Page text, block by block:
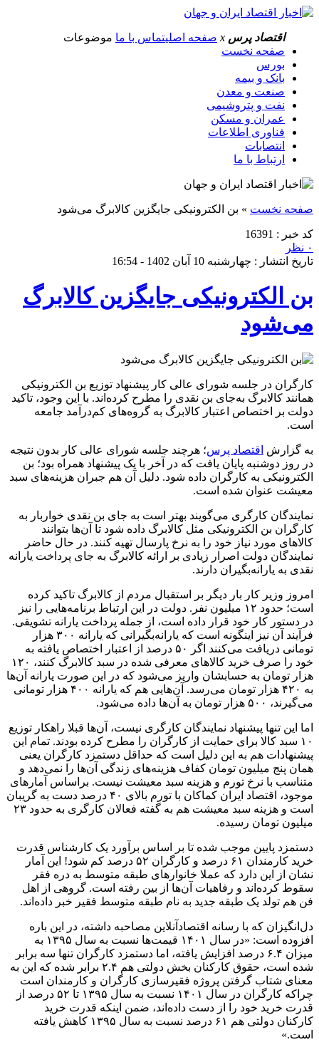
اقتصاد پرس x صفحه اصلیتماس با ما موضوعات
صفحه نخست
بورس
بانک و بیمه
صنعت و معدن
نفت و پتروشیمی
عمران و مسکن
فناوری اطلاعات
انتصابات
ارتباط با ما
صفحه نخست » بن الکترونیکی جایگزین کالابرگ می‌شود
کد خبر : 16391
۰ نظر
تاریخ انتشار : چهارشنبه 10 آبان 1402 - 16:54
بن الکترونیکی جایگزین کالابرگ
می‌شود
کارگران در جلسه شورای عالی کار پیشنهاد توزیع بن الکترونیکی
همانند کالابرگ به‌جای بن نقدی را مطرح کرده‌اند. با این وجود، تاکید
دولت بر اختصاص اعتبار کالابرگ به گروه‌های کم‌درآمد جامعه
است.
به گزارش اقتصاد پرس؛ هرچند جلسه شورای عالی کار بدون نتیجه
در روز دوشنبه پایان یافت که در آخر با یک پیشنهاد همراه بود؛ بن
الکترونیکی به کارگران داده شود. دلیل آن هم جبران هزینه‌های سبد
معیشت عنوان شده است.
نمایندگان کارگری می‌گویند بهتر است به جای بن نقدی خواربار به
کارگران بن الکترونیکی مثل کالابرگ داده شود تا آن‌ها بتوانند
کالا‌های مورد نیاز خود را به نرخ پارسال تهیه کنند. در حال حاضر
نمایندگان دولت اصرار زیادی بر ارائه کالابرگ به جای پرداخت یارانه
نقدی به یارانه‌بگیران دارند.
امروز وزیر کار بار دیگر بر استقبال مردم از کالابرگ تاکید کرده
است؛ حدود ۱۲ میلیون نفر. دولت در این ارتباط برنامه‌هایی را نیز
در دستور کار خود قرار داده است، از جمله پرداخت یارانه تشویقی.
فرآیند آن نیز اینگونه است که یارانه‌بگیرانی که یارانه ۳۰۰ هزار
تومانی دریافت می‌کنند اگر ۵۰ درصد از اعتبار اختصاص یافته به
خود را صرف خرید کالا‌های معرفی شده در سبد کالابرگ کنند، ۱۲۰
هزار تومان به حسابشان واریز می‌شود که در این صورت یارانه آن‌ها
به ۴۲۰ هزار تومان می‌رسد. آن‌هایی هم که یارانه ۴۰۰ هزار تومانی
می‌گیرند، ۵۰۰ هزار تومان به آن‌ها داده می‌شود.
اما این تنها پیشنهاد نمایندگان کارگری نیست، آن‌ها قبلا راهکار توزیع
۱۰ سبد کالا برای حمایت از کارگران را مطرح کرده بودند. تمام این
پیشنهادات هم به این دلیل است که حداقل دستمزد کارگران یعنی
همان پنج میلیون تومان کفاف هزینه‌های زندگی آن‌ها را نمی‌دهد و
متناسب با نرخ تورم و هزینه سبد معیشت نیست. براساس آمار‌های
موجود، اقتصاد ایران کماکان با تورم بالای ۴۰ درصد دست به گریبان
است و هزینه سبد معیشت هم به گفته فعالان کارگری به حدود ۲۳
میلیون تومان رسیده.
دستمزد پایین موجب شده تا بر اساس برآورد یک کارشناس قدرت
خرید کارمندان ۶۱ درصد و کارگران ۵۲ درصد کم شود! این آمار
نشان از این دارد که عملا خانوار‌های طبقه متوسط به دره فقر
سقوط کرده‌اند و رفاهیات آن‌ها از بین رفته است. گروهی از اهل
فن هم تولد یک طبقه جدید به نام طبقه متوسط فقیر خبر داده‌اند.
دل‌انگیزان که با رسانه اقتصادآنلاین مصاحبه داشته، در این باره
افزوده است: «در سال ۱۴۰۱ قیمت‌ها نسبت به سال ۱۳۹۵ به
میزان ۶.۴ درصد افزایش یافته، اما دستمزد کارگران تنها سه برابر
شده است، حقوق کارکنان بخش دولتی هم ۲.۴ برابر شده که این به
معنای شتاب گرفتن پروژه فقیرسازی کارگران و کارمندان است
چراکه کارگران در سال ۱۴۰۱ نسبت به سال ۱۳۹۵ تا ۵۲ درصد از
قدرت خرید خود را از دست داده‌اند، ضمن اینکه قدرت خرید
کارکنان دولتی هم ۶۱ درصد نسبت به سال ۱۳۹۵ کاهش یافته
است.»